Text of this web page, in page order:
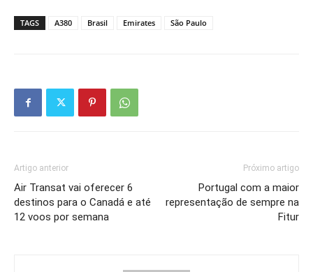
TAGS A380 Brasil Emirates São Paulo
Artigo anterior
Air Transat vai oferecer 6
destinos para o Canadá e até
12 voos por semana
Próximo artigo
Portugal com a maior
representação de sempre na
Fitur